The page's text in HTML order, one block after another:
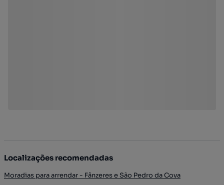
Localizações recomendadas
Moradias para arrendar - Fânzeres e São Pedro da Cova